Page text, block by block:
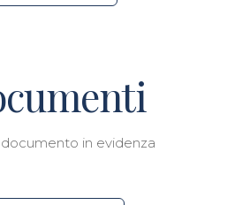
documento in evidenza